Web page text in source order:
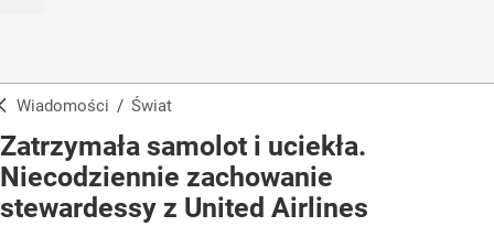
Wiadomości / Świat
Zatrzymała samolot i uciekła.
Niecodziennie zachowanie
stewardessy z United Airlines